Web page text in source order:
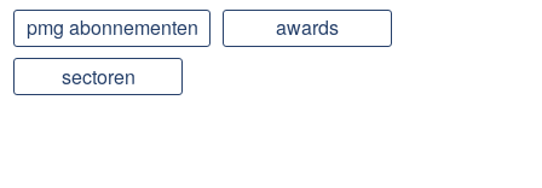
pmg abonnementen
awards
sectoren